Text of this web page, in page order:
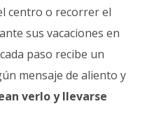
centro o recorrer el
sus vacaciones en
paso recibe un
mensaje de aliento y
verlo y llevarse